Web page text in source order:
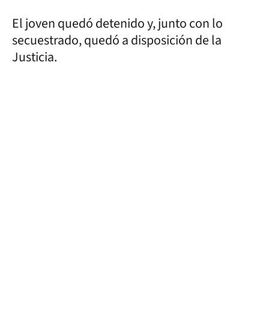
El joven quedó detenido y, junto con lo
secuestrado, quedó a disposición de la
Justicia.